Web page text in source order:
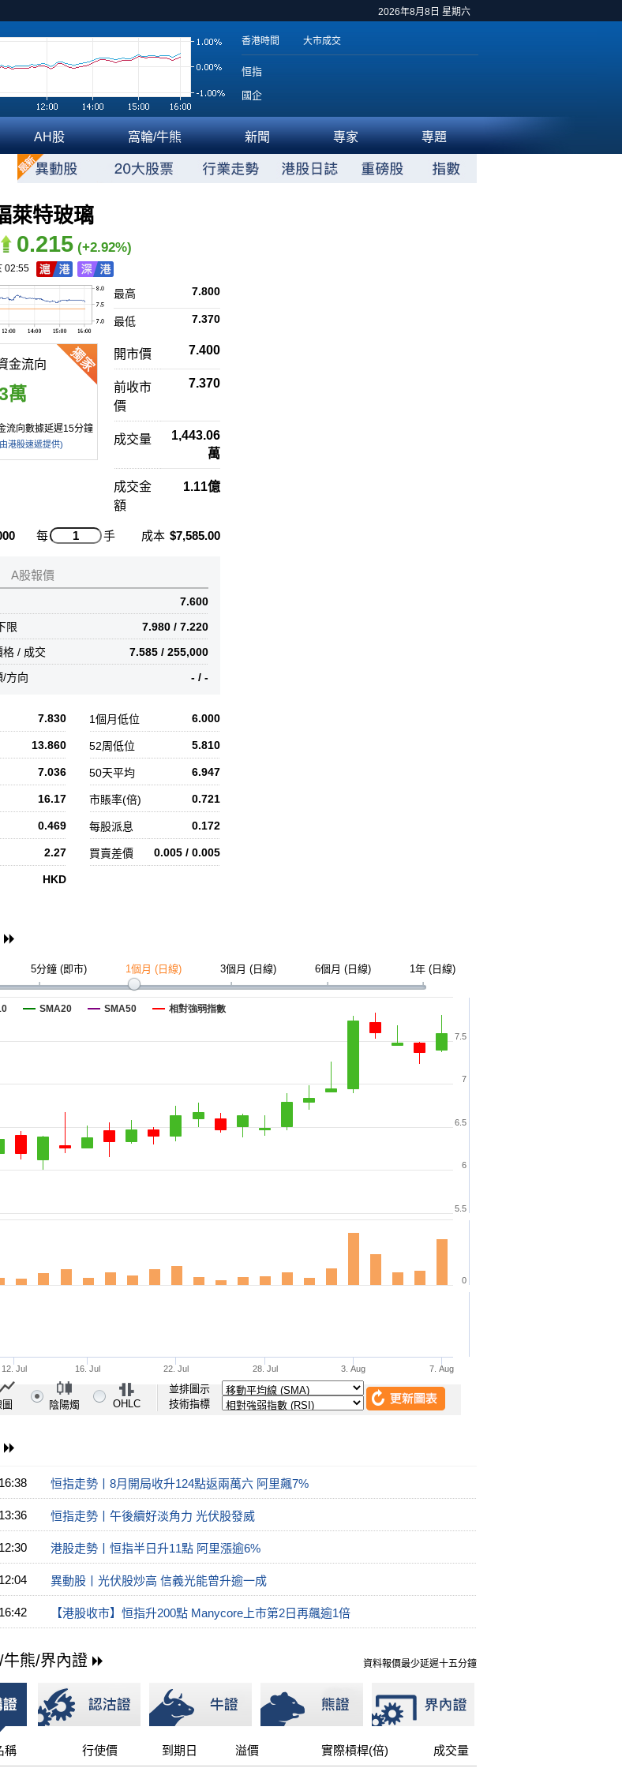
2026年8月8日 星期六
香港時間 大市成交
恒指
國企
AH股 窩輪/牛熊 新聞 專家 專題
萊特玻璃
0.215 (+2.92%)
02:55
7.800
最高
7.370
最低
金流向
萬
流向數據延遲15分鐘
港股速遞提供)
開市價 7.400
前收市
價
7.370
成交量
1,443.06
萬
成交金
額
1.11億
每 手 成本 $7,585.00
A股報價
7.600
7.980 / 7.220
限
7.585 / 255,000
格 / 成交
- / -
/方向
7.830 1個月低位 6.000
13.860 52周低位 5.810
7.036 50天平均 6.947
16.17 市賬率(倍) 0.721
0.469 每股派息 0.172
2.27 買賣差價 0.005 / 0.005
HKD
5分鐘 (即市) 1個月 (日線) 3個月 (日線) 6個月 (日線) 1年 (日線)
陰陽燭 OHLC
並排圖示
技術指標
恒指走勢丨8月開局收升124點返兩萬六 阿里飆7%
恒指走勢丨午後續好淡角力 光伏股發威
港股走勢丨恒指半日升11點 阿里漲逾6%
異動股丨光伏股炒高 信義光能曾升逾一成
【港股收市】恒指升200點 Manycore上市第2日再飆逾1倍
資料報價最少延遲十五分鐘
熊/界內證
稱 行使價 到期日 溢價 實際槓桿(倍) 成交量